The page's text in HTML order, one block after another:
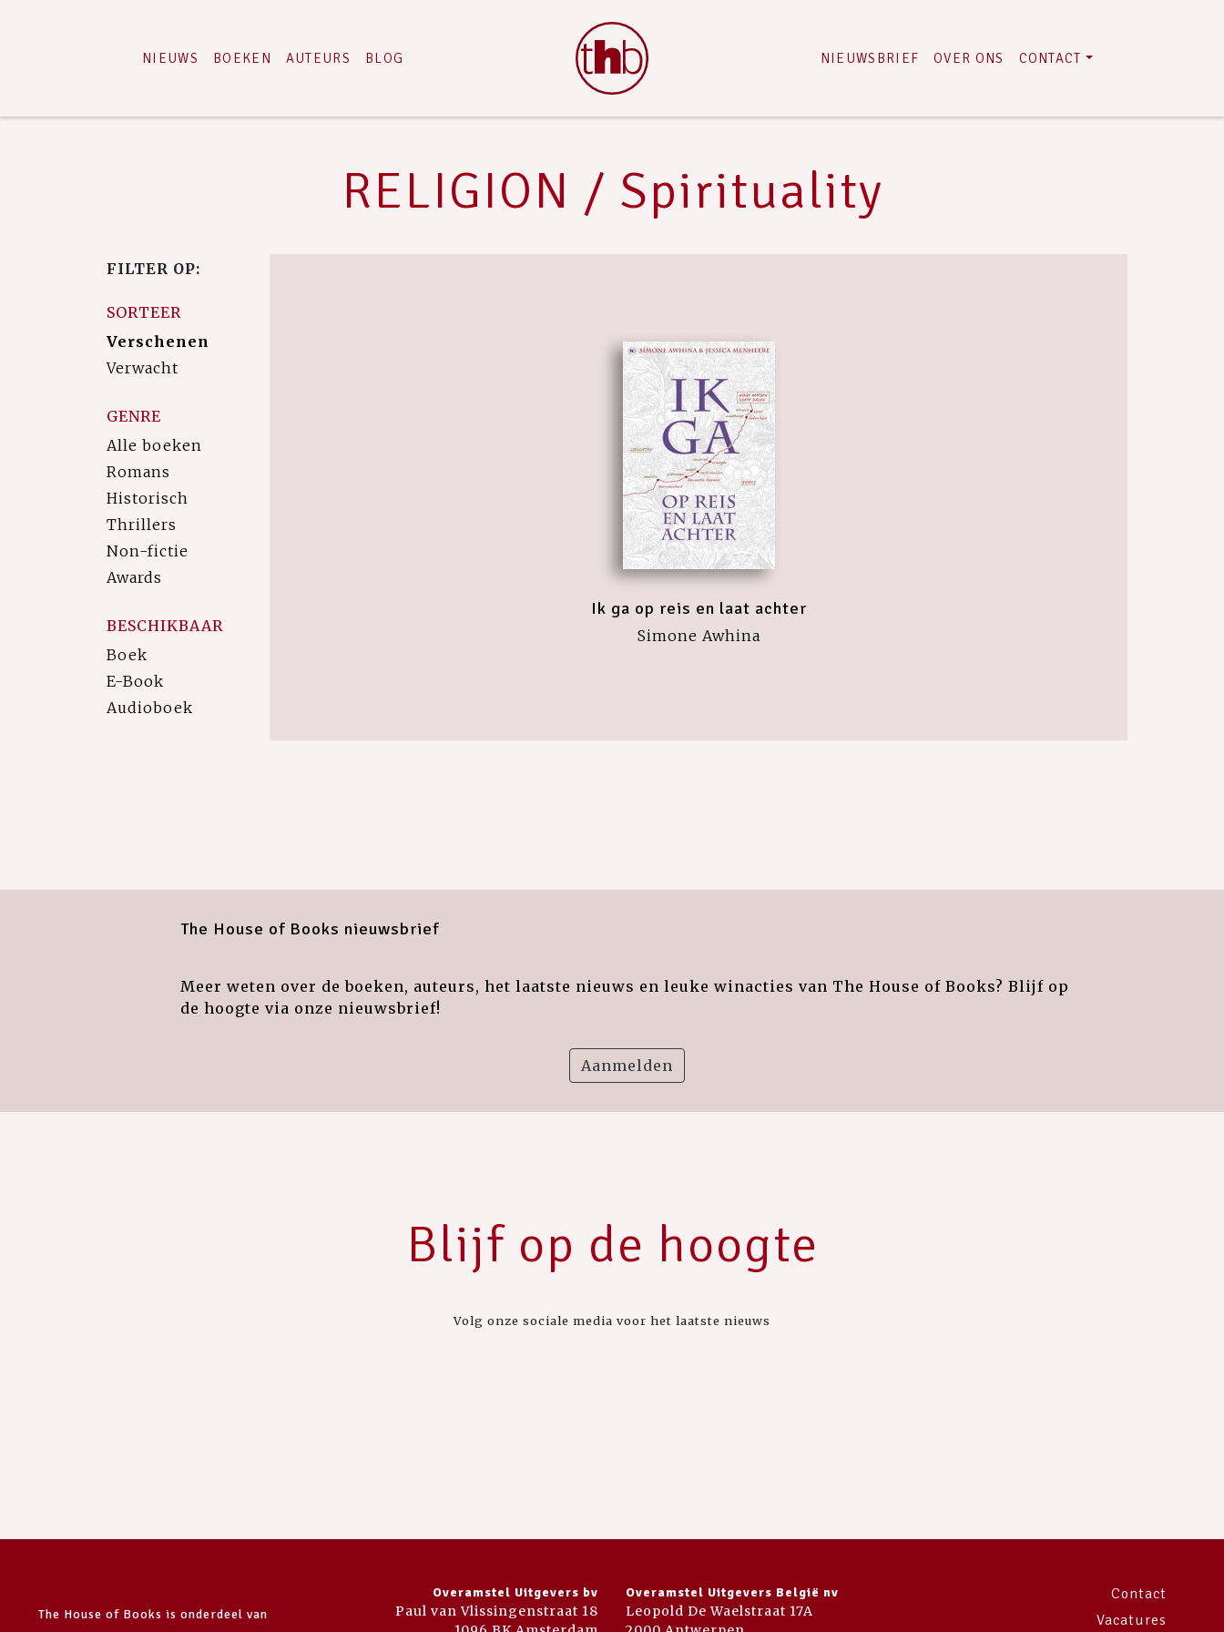
NIEUWS BOEKEN AUTEURS BLOG NIEUWSBRIEF OVER ONS CONTACT
RELIGION / Spirituality
FILTER OP:
SORTEER
Verschenen
Verwacht
GENRE
Alle boeken
Romans
Historisch
Thrillers
Non-fictie
Awards
BESCHIKBAAR
Boek
E-Book
Audioboek
Ik ga op reis en laat achter
Simone Awhina
The House of Books nieuwsbrief
Meer weten over de boeken, auteurs, het laatste nieuws en leuke winacties van The House of Books? Blijf op
de hoogte via onze nieuwsbrief!
Aanmelden
Blijf op de hoogte
Volg onze sociale media voor het laatste nieuws
The House of Books is onderdeel van
Overamstel Uitgevers bv
Paul van Vlissingenstraat 18
Overamstel Uitgevers België nv
Leopold De Waelstraat 17A
Contact
Vacatures